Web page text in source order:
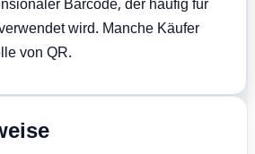
Barcode, der häufig für
wird. Manche Käufer
von QR.